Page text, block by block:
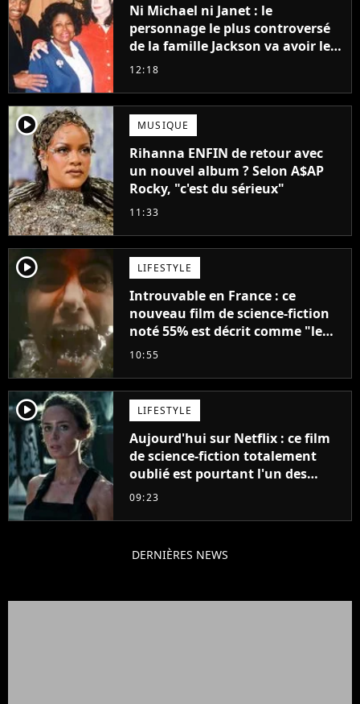
Ni Michael ni Janet : le
personnage le plus controversé
de la famille Jackson va avoir le
droit à sa propre série
12:18
player2 MUSIQUE
Rihanna ENFIN de retour avec
un nouvel album ? Selon A$AP
Rocky, "c'est du sérieux"
11:33
player2 LIFESTYLE
Introuvable en France : ce
nouveau film de science-fiction
noté 55% est décrit comme "le
plus stupide de l'année"
10:55
player2 LIFESTYLE
Aujourd'hui sur Netflix : ce film
de science-fiction totalement
oublié est pourtant l'un des
meilleurs des années 2010
09:23
DERNIÈRES NEWS